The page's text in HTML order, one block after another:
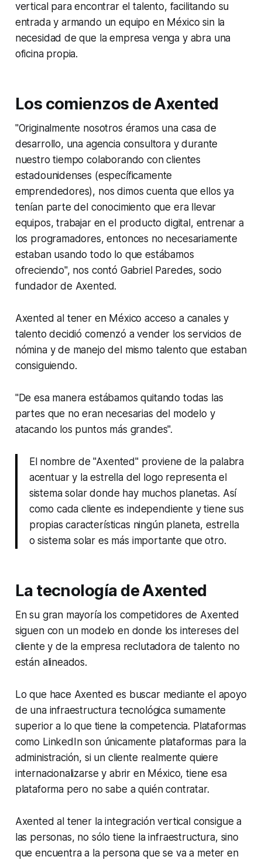
vertical para encontrar el talento, facilitando su
entrada y armando un equipo en México sin la
necesidad de que la empresa venga y abra una
oficina propia.
Los comienzos de Axented
"Originalmente nosotros éramos una casa de
desarrollo, una agencia consultora y durante
nuestro tiempo colaborando con clientes
estadounidenses (específicamente
emprendedores), nos dimos cuenta que ellos ya
tenían parte del conocimiento que era llevar
equipos, trabajar en el producto digital, entrenar a
los programadores, entonces no necesariamente
estaban usando todo lo que estábamos
ofreciendo", nos contó Gabriel Paredes, socio
fundador de Axented.
Axented al tener en México acceso a canales y
talento decidió comenzó a vender los servicios de
nómina y de manejo del mismo talento que estaban
consiguiendo.
"De esa manera estábamos quitando todas las
partes que no eran necesarias del modelo y
atacando los puntos más grandes".
El nombre de "Axented" proviene de la palabra
acentuar y la estrella del logo representa el
sistema solar donde hay muchos planetas. Así
como cada cliente es independiente y tiene sus
propias características ningún planeta, estrella
o sistema solar es más importante que otro.
La tecnología de Axented
En su gran mayoría los competidores de Axented
siguen con un modelo en donde los intereses del
cliente y de la empresa reclutadora de talento no
están alineados.
Lo que hace Axented es buscar mediante el apoyo
de una infraestructura tecnológica sumamente
superior a lo que tiene la competencia. Plataformas
como LinkedIn son únicamente plataformas para la
administración, si un cliente realmente quiere
internacionalizarse y abrir en México, tiene esa
plataforma pero no sabe a quién contratar.
Axented al tener la integración vertical consigue a
las personas, no sólo tiene la infraestructura, sino
que encuentra a la persona que se va a meter en